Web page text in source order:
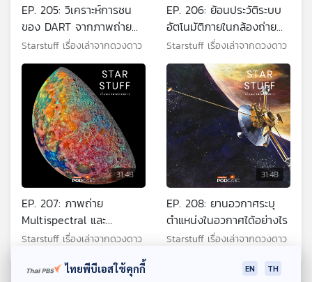
EP. 205: วิเคราะห์การชน
ของ DART จากภาพถ่าย
ของ LICIACube
Starstuff เรื่องเล่าจากดวงดาว
EP. 206: ย้อนประวัติระบบ
อัตโนมัติภายในกล้องถ่าย
ภาพ
Starstuff เรื่องเล่าจากดวงดาว
31:48
EP. 207: ภาพถ่าย
Multispectral และ
Hyperspectral คืออะไร
Starstuff เรื่องเล่าจากดวงดาว
31:48
EP. 208: ยานอวกาศระบุ
ตำแหน่งในอวกาศได้อย่างไร
Starstuff เรื่องเล่าจากดวงดาว
ไทยพีบีเอสใช้คุกกี้ EN TH